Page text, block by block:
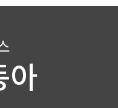
아